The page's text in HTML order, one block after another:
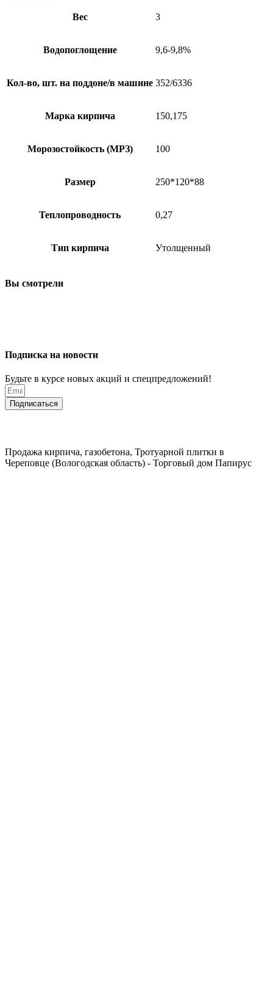
Вес 3
Водопоглощение 9,6-9,8%
Кол-во, шт. на поддоне/в машине 352/6336
Марка кирпича 150,175
Морозостойкость (МРЗ) 100
Размер 250*120*88
Теплопроводность 0,27
Тип кирпича Утолщенный
Вы смотрели
Подписка на новости
Будьте в курсе новых акций и спецпредложений!
Подписаться
Продажа кирпича, газобетона, Тротуарной плитки в
Череповце (Вологодская область) - Торговый дом Папирус